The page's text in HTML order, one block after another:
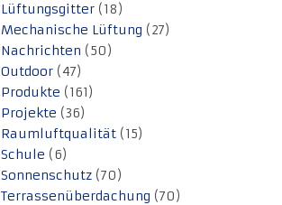
Lüftungsgitter (18)
Mechanische Lüftung (27)
Nachrichten (50)
Outdoor (47)
Produkte (161)
Projekte (36)
Raumluftqualität (15)
Schule (6)
Sonnenschutz (70)
Terrassenüberdachung (70)